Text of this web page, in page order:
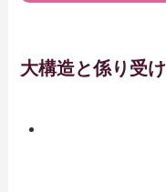
大構造と係り受け